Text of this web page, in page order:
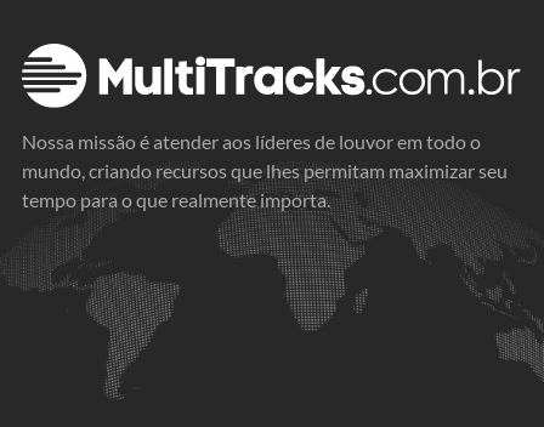
Nossa missão é atender aos líderes de louvor em todo o
mundo, criando recursos que lhes permitam maximizar seu
tempo para o que realmente importa.